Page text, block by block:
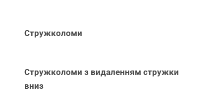
Стружколоми
Стружколоми з видаленням стружки
вниз